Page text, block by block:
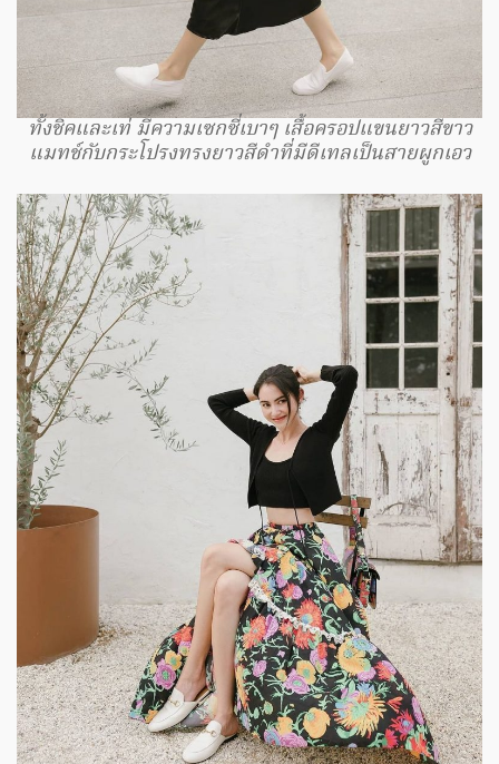
ทั้งชิคและเท่ มีความเซกซี่เบาๆ เสื้อครอปแขนยาวสีขาว
แมทช์กับกระโปรงทรงยาวสีดำที่มีดีเทลเป็นสายผูกเอว